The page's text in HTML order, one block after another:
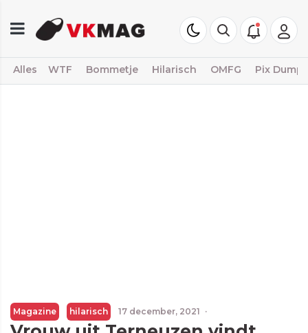
Alles WTF Bommetje Hilarisch OMFG Pix Dump
Magazine hilarisch 17 december, 2021 ·